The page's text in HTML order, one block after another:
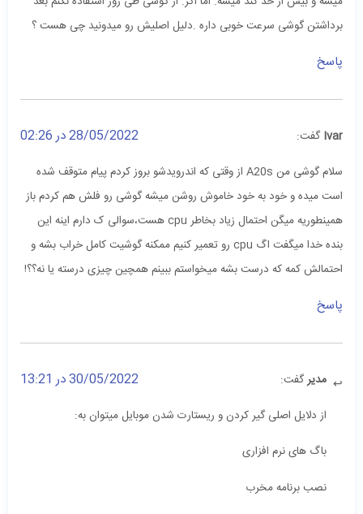
برداشتن گوشی سرعت خوبی داره .دلیل اصلیش رو میدونید چی هست ؟
پاسخ
Ivar گفت: 28/05/2022 در 02:26
سلام گوشی من A20s از وقتی که اندرویدشو بروز کردم پیام متوقف شده
است میده و خود به خود خاموش روشن میشه گوشی رو فلش هم کردم باز
همینطوریه میگن احتمال زیاد بخاطر cpu هست،سوالی ک دارم اینه این
بنده خدا میگفت اگ cpu رو تعمیر کنیم ممکنه گوشیت کامل خراب بشه و
احتمالش کمه که درست بشه میخواستم ببینم همچین چیزی درسته یا نه؟؟!
پاسخ
مدیرگفت: 30/05/2022 در 13:21
از دلایل اصلی گیر کردن و ریستارت شدن موبایل میتوان به:
باگ های نرم افزاری
نصب برنامه مخرب